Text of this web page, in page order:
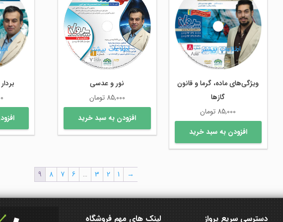
اطلاعات بیشتر
ویژگی‌های ماده، گرما و قانون
گازها
85,000 تومان
افزودن به سبد خرید
اطلاعات بیشتر
نور و عدسی
85,000 تومان
افزودن به سبد خرید
→
1
2
3
…
6
7
8
9
لینک های مهم فروشگاه دسترسی سریع پرواز